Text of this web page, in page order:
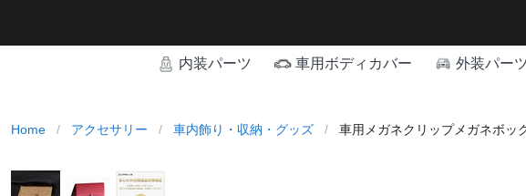
内装パーツ 車用ボディカバー 外装パー
Home / アクセサリー / 車内飾り・収納・グッズ / 車用メガネクリップメガネボッ